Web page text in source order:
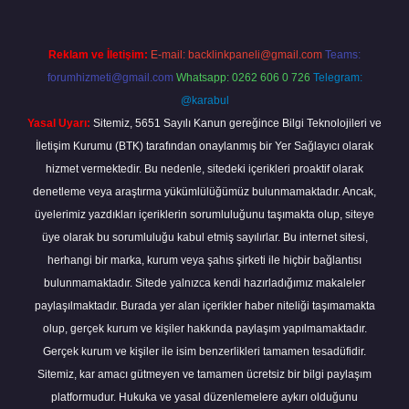
Reklam ve İletişim: E-mail: backlinkpaneli@gmail.com Teams:
forumhizmeti@gmail.com Whatsapp: 0262 606 0 726 Telegram:
@karabul
Yasal Uyarı: Sitemiz, 5651 Sayılı Kanun gereğince Bilgi Teknolojileri ve
İletişim Kurumu (BTK) tarafından onaylanmış bir Yer Sağlayıcı olarak
hizmet vermektedir. Bu nedenle, sitedeki içerikleri proaktif olarak
denetleme veya araştırma yükümlülüğümüz bulunmamaktadır. Ancak,
üyelerimiz yazdıkları içeriklerin sorumluluğunu taşımakta olup, siteye
üye olarak bu sorumluluğu kabul etmiş sayılırlar. Bu internet sitesi,
herhangi bir marka, kurum veya şahıs şirketi ile hiçbir bağlantısı
bulunmamaktadır. Sitede yalnızca kendi hazırladığımız makaleler
paylaşılmaktadır. Burada yer alan içerikler haber niteliği taşımamakta
olup, gerçek kurum ve kişiler hakkında paylaşım yapılmamaktadır.
Gerçek kurum ve kişiler ile isim benzerlikleri tamamen tesadüfidir.
Sitemiz, kar amacı gütmeyen ve tamamen ücretsiz bir bilgi paylaşım
platformudur. Hukuka ve yasal düzenlemelere aykırı olduğunu